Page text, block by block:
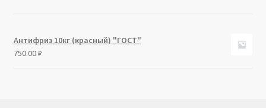
Антифриз 10кг (красный) "ГОСТ"
750.00₽